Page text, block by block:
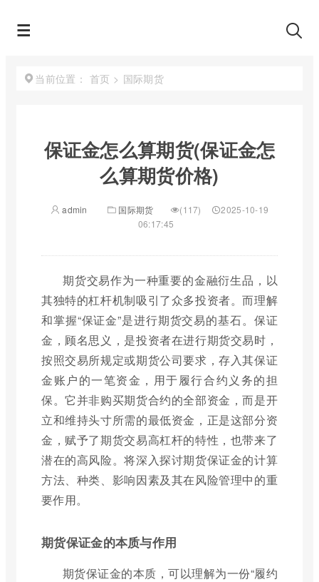
当前位置： 首页 > 国际期货
保证金怎么算期货(保证金怎
么算期货价格)
admin 国际期货 (117)
2025-10-19
06:17:45
期货交易作为一种重要的金融衍生品，以
其独特的杠杆机制吸引了众多投资者。而理解
和掌握“保证金”是进行期货交易的基石。保证
金，顾名思义，是投资者在进行期货交易时，
按照交易所规定或期货公司要求，存入其保证
金账户的一笔资金，用于履行合约义务的担
保。它并非购买期货合约的全部资金，而是开
立和维持头寸所需的最低资金，正是这部分资
金，赋予了期货交易高杠杆的特性，也带来了
潜在的高风险。将深入探讨期货保证金的计算
方法、种类、影响因素及其在风险管理中的重
要作用。
期货保证金的本质与作用
期货保证金的本质，可以理解为一份“履约